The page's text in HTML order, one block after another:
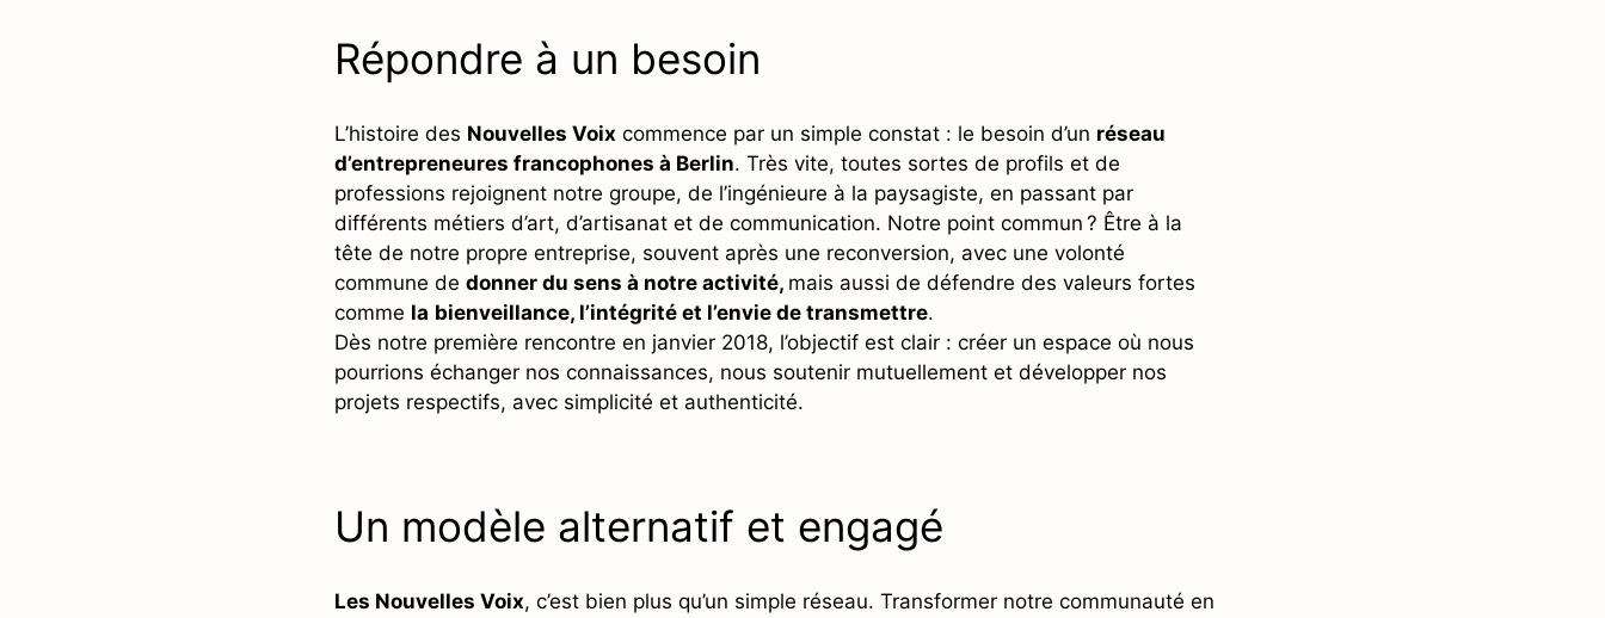
Répondre à un besoin
L’histoire des Nouvelles Voix commence par un simple constat : le besoin d’un réseau
d’entrepreneures francophones à Berlin. Très vite, toutes sortes de profils et de
professions rejoignent notre groupe, de l’ingénieure à la paysagiste, en passant par
différents métiers d’art, d’artisanat et de communication. Notre point commun ? Être à la
tête de notre propre entreprise, souvent après une reconversion, avec une volonté
commune de donner du sens à notre activité, mais aussi de défendre des valeurs fortes
comme la bienveillance, l’intégrité et l’envie de transmettre.
Dès notre première rencontre en janvier 2018, l’objectif est clair : créer un espace où nous
pourrions échanger nos connaissances, nous soutenir mutuellement et développer nos
projets respectifs, avec simplicité et authenticité.
Un modèle alternatif et engagé
Les Nouvelles Voix, c’est bien plus qu’un simple réseau. Transformer notre communauté en